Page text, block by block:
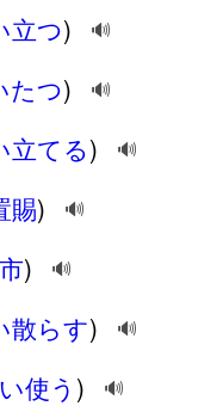
立つ) 🔊
たつ) 🔊
立てる) 🔊
賜) 🔊
) 🔊
散らす) 🔊
使う ) 🔊